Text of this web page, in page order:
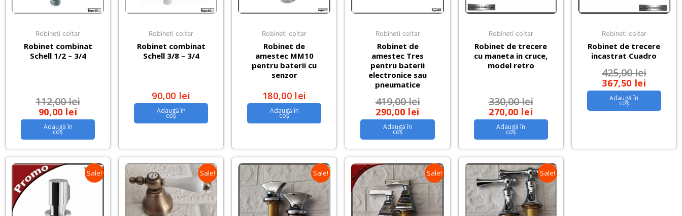
Robineti coltar
Robinet combinat
Schell 1/2 – 3/4
112,00lei
90,00 lei
Adaugă în
coș
Robineti coltar
Robinet combinat
Schell 3/8 – 3/4
90,00 lei
Adaugă în
coș
Robineti coltar
Robinet de
amestec MM10
pentru baterii cu
senzor
180,00 lei
Adaugă în
coș
Robineti coltar
Robinet de
amestec Tres
pentru baterii
electronice sau
pneumatice
419,00lei
290,00 lei
Adaugă în
coș
Robineti coltar
Robinet de trecere
cu maneta in cruce,
model retro
330,00lei
270,00 lei
Adaugă în
coș
Robineti coltar
Robinet de trecere
incastrat Cuadro
425,00lei
367,50 lei
Adaugă în
coș
Sale! Sale! Sale! Sale! Sale!